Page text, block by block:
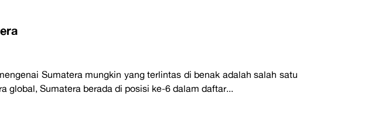
Sumatera mungkin yang terlintas di benak adalah salah satu
global, Sumatera berada di posisi ke-6 dalam daftar...